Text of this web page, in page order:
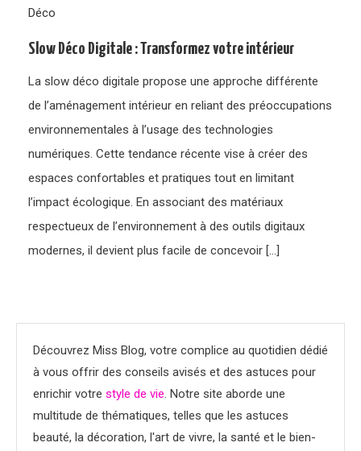
Déco
Slow Déco Digitale : Transformez votre intérieur
La slow déco digitale propose une approche différente
de l’aménagement intérieur en reliant des préoccupations
environnementales à l’usage des technologies
numériques. Cette tendance récente vise à créer des
espaces confortables et pratiques tout en limitant
l’impact écologique. En associant des matériaux
respectueux de l’environnement à des outils digitaux
modernes, il devient plus facile de concevoir […]
Découvrez Miss Blog, votre complice au quotidien dédié
à vous offrir des conseils avisés et des astuces pour
enrichir votre style de vie. Notre site aborde une
multitude de thématiques, telles que les astuces
beauté, la décoration, l'art de vivre, la santé et le bien-